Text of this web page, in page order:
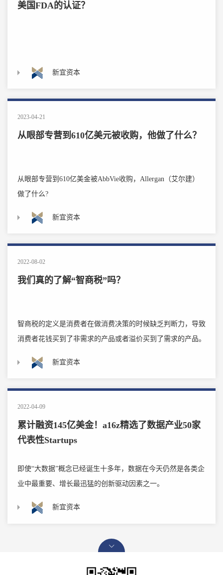
美国FDA的认证？
新宜资本
2023-04-21
从眼部专营到610亿美元被收购，他做了什么？
从眼部专营到610亿美金被AbbVie收购，Allergan（艾尔建）
做了什么?
新宜资本
2022-08-02
我们真的了解“智商税”吗？
智商税的定义是消费者在做消费决策的时候缺乏判断力，导致
消费者花钱买到了非需求的产品或者溢价买到了需求的产品。
新宜资本
2022-04-09
累计融资145亿美金！a16z精选了数据产业50家
代表性Startups
即使“大数据”概念已经诞生十多年，数据在今天仍然是各类企
业中最重要、增长最迅猛的创新驱动因素之一。
新宜资本